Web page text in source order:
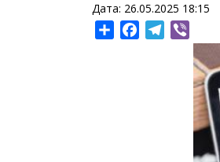
Дата: 26.05.2025 18:15
ShareFacebookTelegram